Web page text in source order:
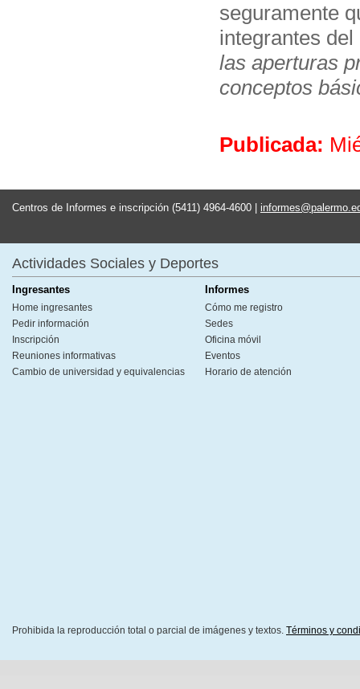
seguramente
integrantes
las aperturas
conceptos
Publicada:
Centros de Informes e inscripción (5411) 4964-4600 |
Actividades Sociales y Deportes
Ingresantes
Home ingresantes
Pedir información
Inscripción
Reuniones informativas
Cambio de universidad y equivalencias
Informes
Cómo me registro
Sedes
Oficina móvil
Eventos
Horario de atención
Prohibida la reproducción total o parcial de imágenes y textos. Términos y